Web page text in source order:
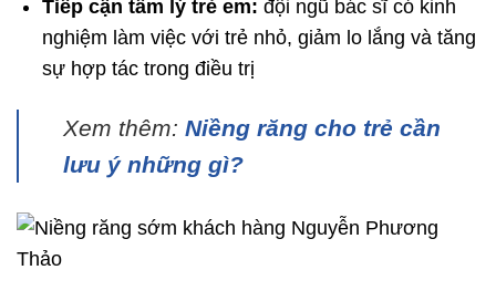
Tiếp cận tâm lý trẻ em: đội ngũ bác sĩ có kinh
nghiệm làm việc với trẻ nhỏ, giảm lo lắng và tăng
sự hợp tác trong điều trị
Xem thêm: Niềng răng cho trẻ cần
lưu ý những gì?